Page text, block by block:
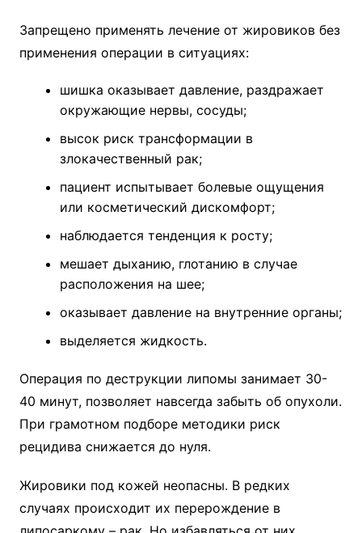
Запрещено применять лечение от жировиков без
применения операции в ситуациях:
шишка оказывает давление, раздражает
окружающие нервы, сосуды;
высок риск трансформации в
злокачественный рак;
пациент испытывает болевые ощущения
или косметический дискомфорт;
наблюдается тенденция к росту;
мешает дыханию, глотанию в случае
расположения на шее;
оказывает давление на внутренние органы;
выделяется жидкость.
Операция по деструкции липомы занимает 30-
40 минут, позволяет навсегда забыть об опухоли.
При грамотном подборе методики риск
рецидива снижается до нуля.
Жировики под кожей неопасны. В редких
случаях происходит их перерождение в